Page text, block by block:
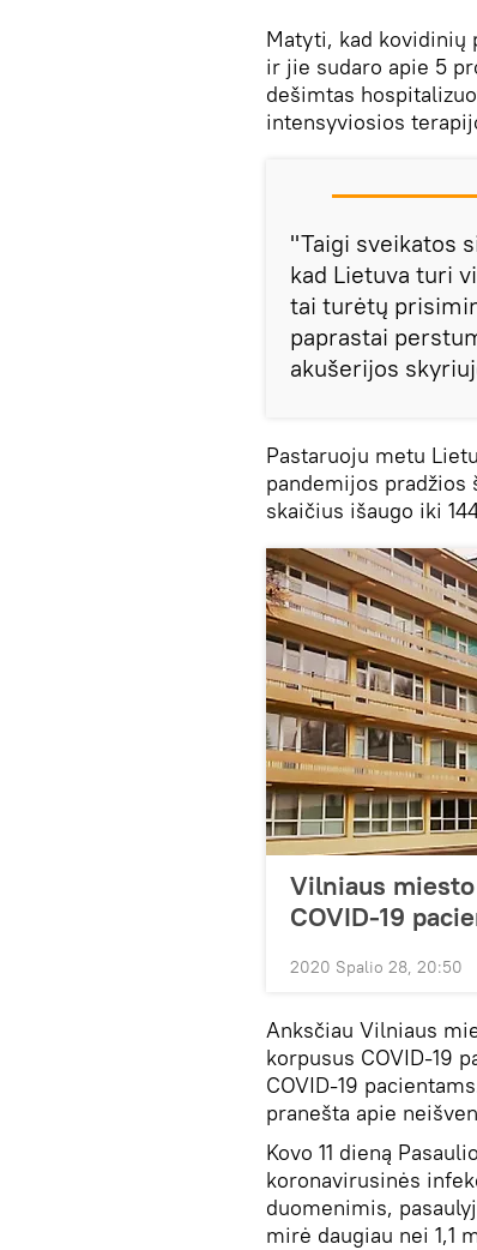
Matyti, kad kovidinių
ir jie sudaro apie 5
dešimtas
intensyviosios
"Taigi sveikatos
kad Lietuva turi
tai turėtų
paprastai
akušerijos
Pastaruoju metu
pandemijos pradžios
skaičius išaugo iki
Vilniaus
COVID-19
2020 Spalio 28, 20:50
Anksčiau Vilniaus
korpusus COVID-19
COVID-19
pranešta apie
Kovo 11 dieną
koronavirusinės
duomenimis,
mirė daugiau nei 1,1